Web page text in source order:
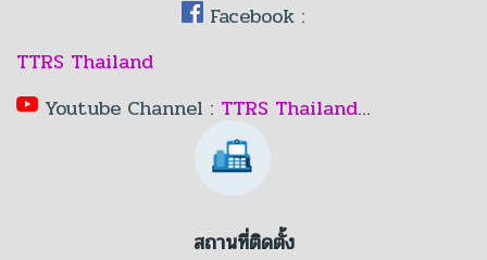
Facebook :
TTRS Thailand
Youtube Channel : TTRS Thailand…
สถานที่ติดตั้ง